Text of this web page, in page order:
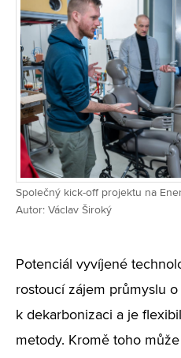
Společný kick-off projektu na
Autor: Václav Široký
Potenciál vyvíjené
rostoucí zájem průmyslu
k dekarbonizaci a je
metody. Kromě toho